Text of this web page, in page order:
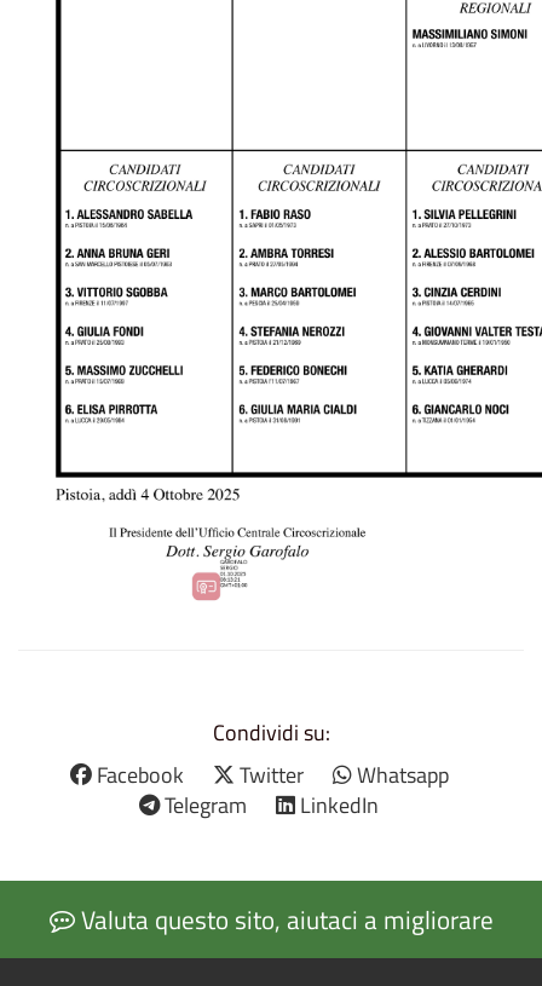
Condividi su:
Facebook
Twitter
Whatsapp
Telegram
LinkedIn
Valuta questo sito, aiutaci a migliorare